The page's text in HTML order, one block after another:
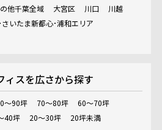
他千葉全域 大宮区 川口
川越
さいたま新都心･浦和エリア
ィスを広さから探す
～90坪 70～80坪
60～70坪
40坪 20～30坪 20坪未満